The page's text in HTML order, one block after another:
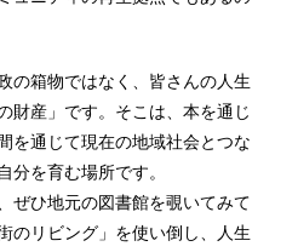
の箱物ではなく、皆さんの人生
財産」です。そこは、本を通じ
を通じて現在の地域社会とつな
分を育む場所です。
ぜひ地元の図書館を覗いてみて
のリビング」を使い倒し、人生